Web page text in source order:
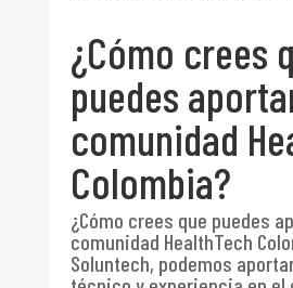
¿Cómo crees
puedes
comunidad
Colombia?
¿Cómo crees que puedes
comunidad HealthTech
Soluntech, podemos